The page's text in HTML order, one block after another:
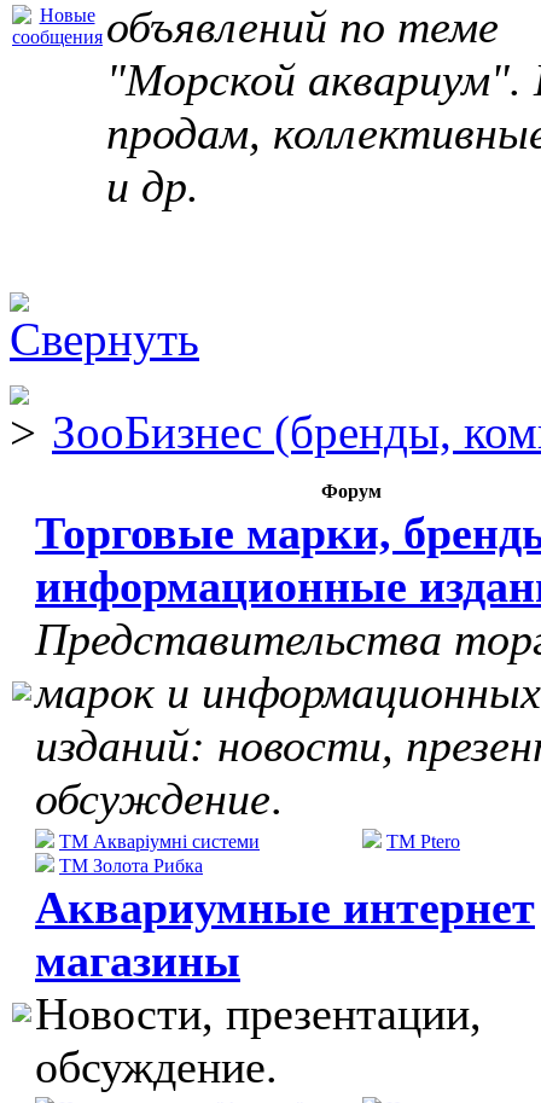
объявлений по теме
"Морской аквариум".
продам,
и др.
ЗооБизнес (бренды,
Форум
Торговые марки,
информационные
Представительства
марок и информационных
изданий: новости,
обсуждение.
ТМ Акваріумні системи
ТМ Золота Рибка
TM Ptero
Аквариумные интернет
магазины
Новости, презентации,
обсуждение.